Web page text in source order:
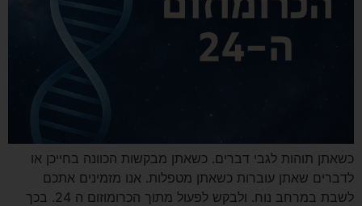
כשאתן תוהות לגבי דברים. כשאתן מבקשות הכוונה בחייכן או
לדברים שאתן עוברות כשאתן מטפלות. אנו מזמינים אתכם
לשבת במרחב נוח. ולבקש לפעול מתוך הכרומוזום ה 24. בכך